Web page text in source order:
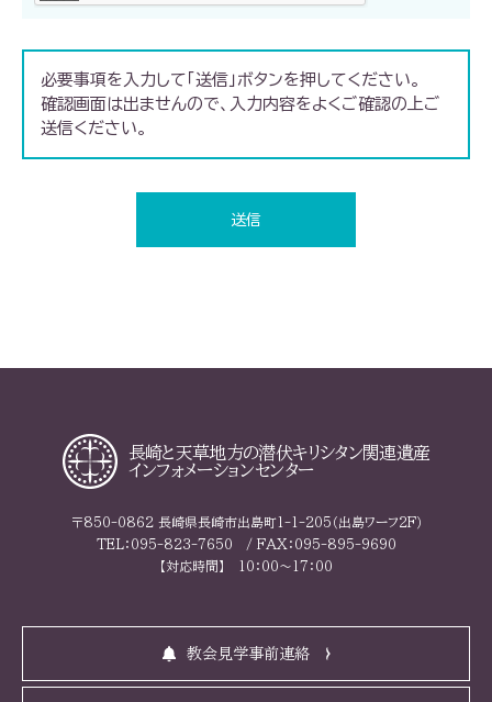
必要事項を入力して「送信」ボタンを押してください。
確認画面は出ませんので、入力内容をよくご確認の上ご
送信ください。
長崎と天草地方の潜伏キリシタン関連遺産
インフォメーションセンター
〒850-0862 長崎県長崎市出島町1-1-205（出島ワーフ2F）
TEL：095-823-7650 / FAX：095-895-9690
【対応時間】 10：00～17：00
教会見学事前連絡